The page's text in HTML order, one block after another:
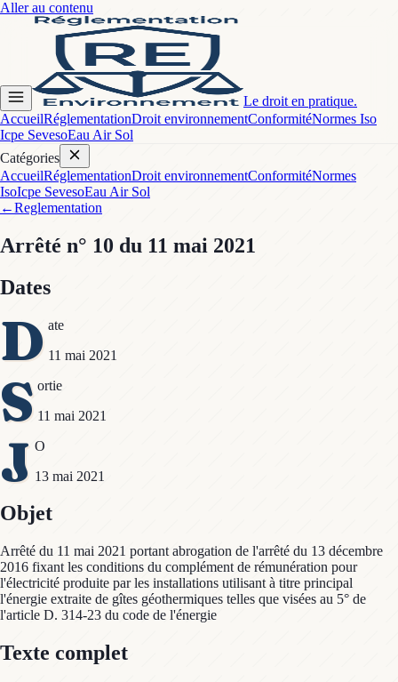
Aller au contenu
Le droit en pratique.
AccueilRéglementationDroit environnementConformitéNormes Iso
Icpe SevesoEau Air Sol
Catégories
AccueilRéglementationDroit environnementConformitéNormes
IsoIcpe SevesoEau Air Sol
←Reglementation
Arrêté n° 10 du 11 mai 2021
Dates
D ate
11 mai 2021
S ortie
11 mai 2021
J O
13 mai 2021
Objet
Arrêté du 11 mai 2021 portant abrogation de l'arrêté du 13 décembre
2016 fixant les conditions du complément de rémunération pour
l'électricité produite par les installations utilisant à titre principal
l'énergie extraite de gîtes géothermiques telles que visées au 5° de
l'article D. 314-23 du code de l'énergie
Texte complet